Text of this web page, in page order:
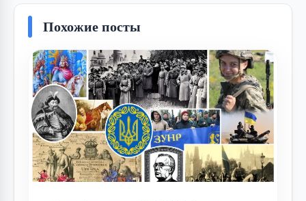
Похожие посты